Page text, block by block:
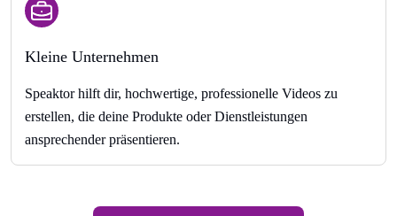
Kleine Unternehmen
Speaktor hilft dir, hochwertige, professionelle Videos zu
erstellen, die deine Produkte oder Dienstleistungen
ansprechender präsentieren.